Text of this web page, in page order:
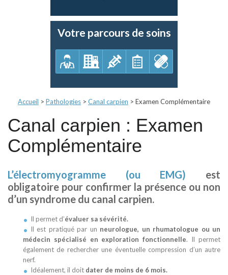
Votre parcours de soins
Accueil > Pathologies > Canal carpien > Examen Complémentaire
Canal carpien : Examen
Complémentaire
L’électromyogramme (ou EMG) est
obligatoire pour confirmer la présence ou non
d’un syndrome du canal carpien.
Il permet d’évaluer sa sévérité.
Il est pratiqué par un neurologue, un rhumatologue ou un
médecin spécialisé en exploration fonctionnelle. Il permet
également de rechercher une éventuelle compression d’un autre
nerf.
Idéalement, il doit dater de moins de 6 mois.